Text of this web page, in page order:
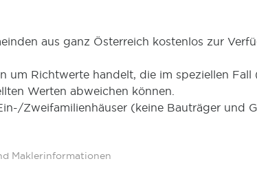
aus ganz Österreich kostenlos zur
um Richtwerte handelt, die im speziellen
Werten abweichen können.
Zweifamilienhäuser (keine Bauträger und
Maklerinformationen